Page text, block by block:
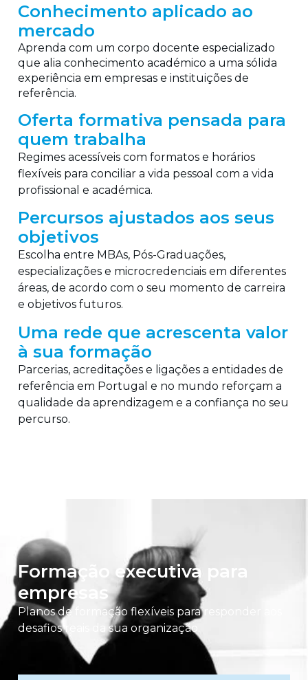
Conhecimento aplicado ao
mercado
Aprenda com um corpo docente especializado
que alia conhecimento académico a uma sólida
experiência em empresas e instituições de
referência.
Oferta formativa pensada para
quem trabalha
Regimes acessíveis com formatos e horários
flexíveis para conciliar a vida pessoal com a vida
profissional e académica.
Percursos ajustados aos seus
objetivos
Escolha entre MBAs, Pós-Graduações,
especializações e microcredenciais em diferentes
áreas, de acordo com o seu momento de carreira
e objetivos futuros.
Uma rede que acrescenta valor
à sua formação
Parcerias, acreditações e ligações a entidades de
referência em Portugal e no mundo reforçam a
qualidade da aprendizagem e a confiança no seu
percurso.
Formação executiva para
empresas
Planos de formação flexíveis para responder aos
desafios reais da sua organização.